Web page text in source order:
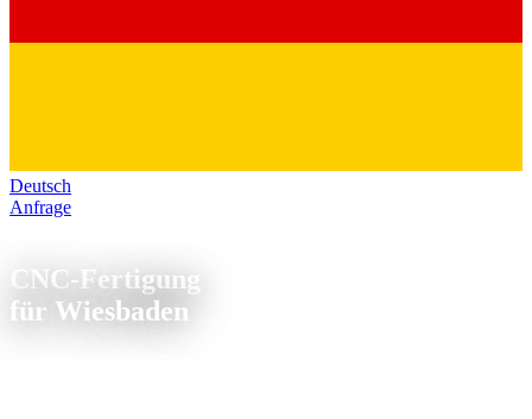
Deutsch
Anfrage
CNC-Fertigung
für Wiesbaden